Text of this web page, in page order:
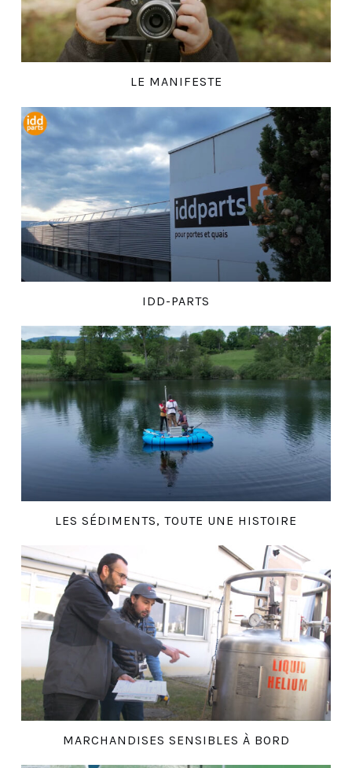
LE MANIFESTE
IDD-PARTS
LES SÉDIMENTS, TOUTE UNE HISTOIRE
MARCHANDISES SENSIBLES À BORD